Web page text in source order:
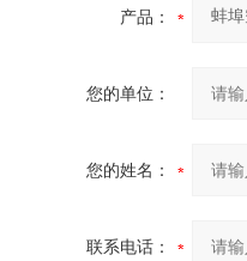
产品：
您的单位：
您的姓名：
联系电话：